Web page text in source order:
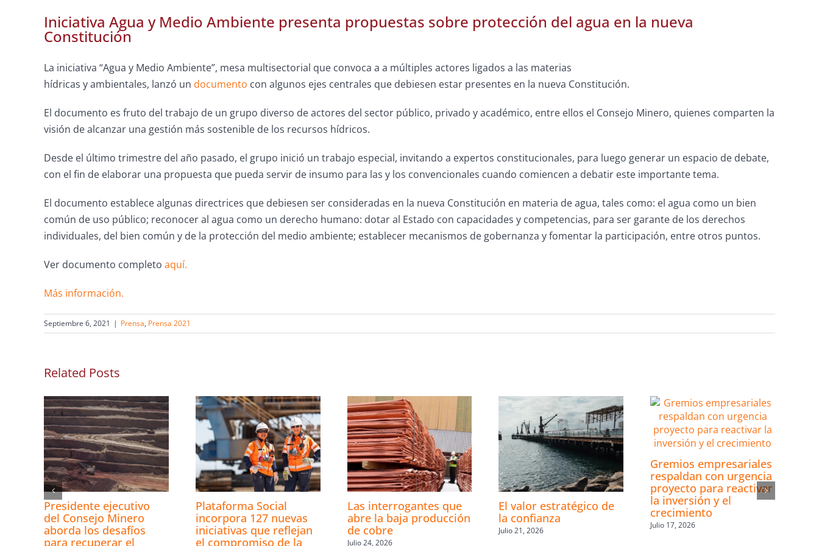
Iniciativa Agua y Medio Ambiente presenta propuestas sobre protección del agua en la nueva
Constitución
La iniciativa “Agua y Medio Ambiente”, mesa multisectorial que convoca a a múltiples actores ligados a las materias
hídricas y ambientales, lanzó un documento con algunos ejes centrales que debiesen estar presentes en la nueva Constitución.
El documento es fruto del trabajo de un grupo diverso de actores del sector público, privado y académico, entre ellos el Consejo Minero, quienes comparten la
visión de alcanzar una gestión más sostenible de los recursos hídricos.
Desde el último trimestre del año pasado, el grupo inició un trabajo especial, invitando a expertos constitucionales, para luego generar un espacio de debate,
con el fin de elaborar una propuesta que pueda servir de insumo para las y los convencionales cuando comiencen a debatir este importante tema.
El documento establece algunas directrices que debiesen ser consideradas en la nueva Constitución en materia de agua, tales como: el agua como un bien
común de uso público; reconocer al agua como un derecho humano: dotar al Estado con capacidades y competencias, para ser garante de los derechos
individuales, del bien común y de la protección del medio ambiente; establecer mecanismos de gobernanza y fomentar la participación, entre otros puntos.
Ver documento completo aquí.
Más información.
Septiembre 6, 2021 | Prensa, Prensa 2021
Related Posts
Presidente ejecutivo
del Consejo Minero
aborda los desafíos
para recuperar el
Plataforma Social
incorpora 127 nuevas
iniciativas que reflejan
el compromiso de la
Las interrogantes que
abre la baja producción
de cobre
Julio 24, 2026
El valor estratégico de
la confianza
Julio 21, 2026
Gremios empresariales
respaldan con urgencia
proyecto para reactivar
la inversión y el
crecimiento
Julio 17, 2026